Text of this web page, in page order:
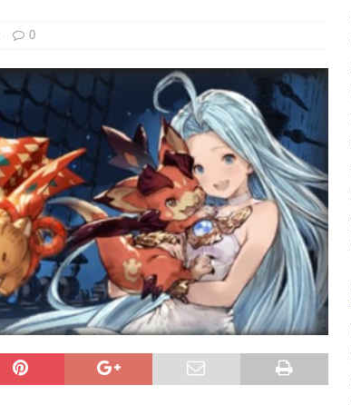
Kreszentia – Fork-Turm: Magie – Boss 2: Schwerttänzer
Kreszentia – Fork-Turm: Magie – Boss 4: Index (Normal)
0